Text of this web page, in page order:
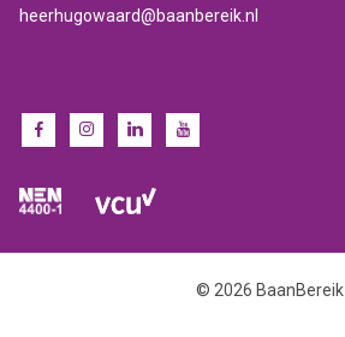
heerhugowaard@baanbereik.nl
© 2026 BaanBereik